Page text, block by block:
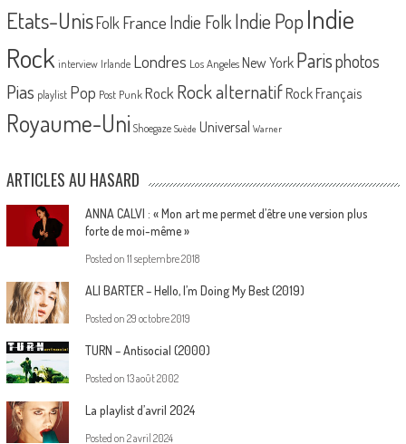
Etats-UnisFolk France Indie Folk Indie PopIndie
Rock interview Irlande Londres Los Angeles New York Parisphotos
Pias playlist Pop Post Punk Rock Rock alternatif Rock Français
Royaume-Uni Shoegaze Suède Universal Warner
ARTICLES AU HASARD
ANNA CALVI : « Mon art me permet d’être une version plus
forte de moi-même »
Posted on 11 septembre 2018
ALI BARTER – Hello, I’m Doing My Best (2019)
Posted on 29 octobre 2019
TURN – Antisocial (2000)
Posted on 13 août 2002
La playlist d’avril 2024
Posted on 2 avril 2024